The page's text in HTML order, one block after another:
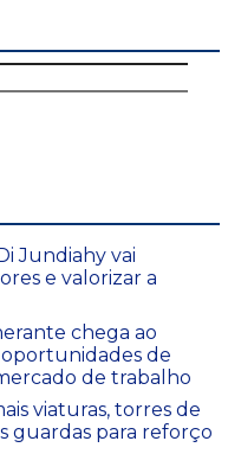
Jundiahy vai
e valorizar a
chega ao
de
de trabalho
viaturas, torres de
guardas para reforço